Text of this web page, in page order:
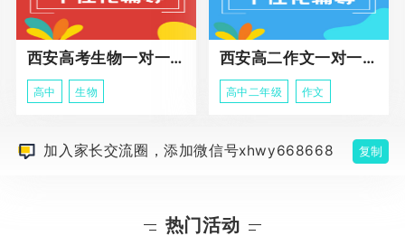
西安高考生物一对一辅导
高中 生物
西安高二作文一对一辅导课程
高中二年级 作文
加入家长交流圈，添加微信号xhwy668668 复制
热门活动